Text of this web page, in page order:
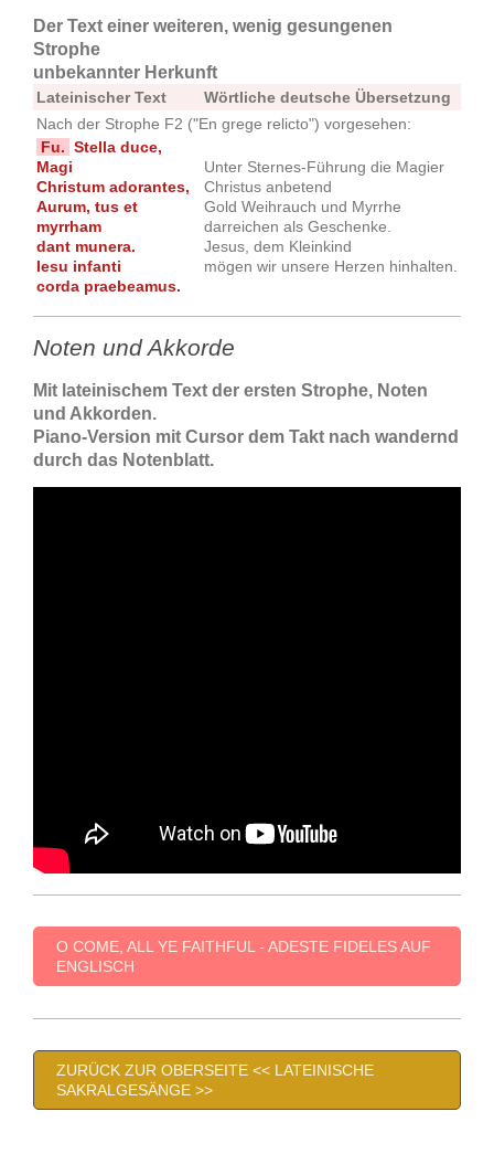
Der Text einer weiteren, wenig gesungenen
Strophe
unbekannter Herkunft
Lateinischer Text
Wörtliche deutsche Übersetzung
Nach der Strophe F2 ("En grege relicto") vorgesehen:
Fu. Stella duce,
Magi
Christum adorantes,
Aurum, tus et
myrrham
dant munera.
Iesu infanti
corda praebeamus.
Unter Sternes-Führung die Magier
Christus anbetend
Gold Weihrauch und Myrrhe
darreichen als Geschenke.
Jesus, dem Kleinkind
mögen wir unsere Herzen hinhalten.
Noten und Akkorde
Mit lateinischem Text der ersten Strophe, Noten
und Akkorden.
Piano-Version mit Cursor dem Takt nach wandernd
durch das Notenblatt.
O COME, ALL YE FAITHFUL - ADESTE FIDELES AUF
ENGLISCH
ZURÜCK ZUR OBERSEITE << LATEINISCHE
SAKRALGESÄNGE >>